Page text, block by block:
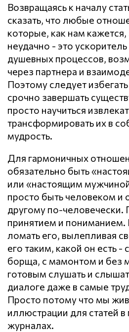
Возвращаясь к началу
сказать, что любые
которые, как нам
неудачно - это
душевных процессов,
через партнера и
Поэтому следует
срочно завершать
просто научиться
трансформировать их в
мудрость.
Для гармоничных
обязательно быть
или «настоящим
просто быть человеком и
другому по-
принятием и пониманием.
ломать его, вылепливая
его таким, какой он есть
борща, с мамонтом и без
готовым слушать и
диалоге даже в самые
Просто потому что мы
иллюстрации для статей в
журналах.